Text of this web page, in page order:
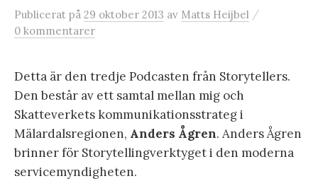
Publicerat på 29 oktober 2013 av Matts Heijbel /
0 kommentarer
Detta är den tredje Podcasten från Storytellers.
Den består av ett samtal mellan mig och
Skatteverkets kommunikationsstrateg i
Mälardalsregionen, Anders Ågren. Anders Ågren
brinner för Storytellingverktyget i den moderna
servicemyndigheten.